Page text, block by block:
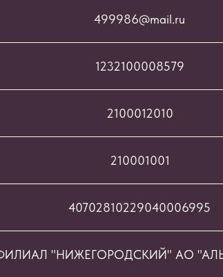
499986@mail.ru
1232100008579
2100012010
210001001
40702810229040006995
"НИЖЕГОРОДСКИЙ" АО